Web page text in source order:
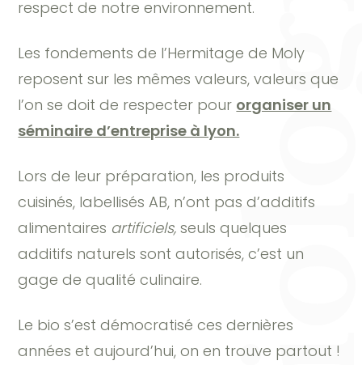
respect de notre environnement.
Les fondements de l’Hermitage de Moly
reposent sur les mêmes valeurs, valeurs que
l’on se doit de respecter pour organiser un
séminaire d’entreprise à lyon.
Lors de leur préparation, les produits
cuisinés, labellisés AB, n’ont pas d’additifs
alimentaires artificiels, seuls quelques
additifs naturels sont autorisés, c’est un
gage de qualité culinaire.
Le bio s’est démocratisé ces dernières
années et aujourd’hui, on en trouve partout !